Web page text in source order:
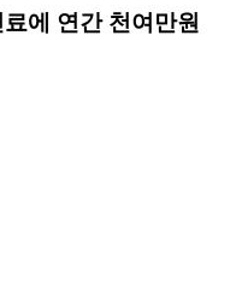
에 연간 천여만원